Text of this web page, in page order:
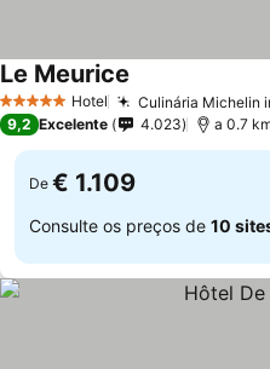
5 Estrelas Hotel Culinária Michelin
Le Meurice
9,2 Excelente 4.023 a 0.7
De € 1.109
Consulte os preços de 10